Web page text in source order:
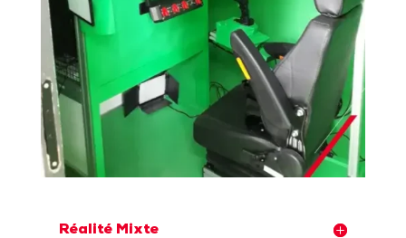
Réalité Mixte